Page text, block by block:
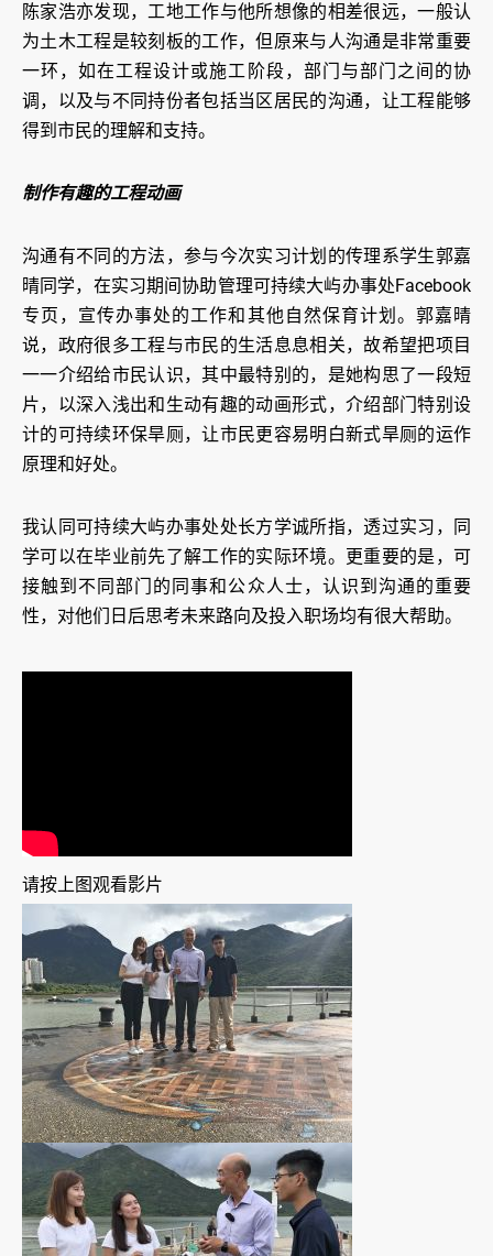
陈家浩亦发现，工地工作与他所想像的相差很远，一般认
为土木工程是较刻板的工作，但原来与人沟通是非常重要
一环，如在工程设计或施工阶段，部门与部门之间的协
调，以及与不同持份者包括当区居民的沟通，让工程能够
得到市民的理解和支持。
制作有趣的工程动画
沟通有不同的方法，参与今次实习计划的传理系学生郭嘉
晴同学，在实习期间协助管理可持续大屿办事处Facebook
专页，宣传办事处的工作和其他自然保育计划。郭嘉晴
说，政府很多工程与市民的生活息息相关，故希望把项目
一一介绍给市民认识，其中最特别的，是她构思了一段短
片，以深入浅出和生动有趣的动画形式，介绍部门特别设
计的可持续环保旱厕，让市民更容易明白新式旱厕的运作
原理和好处。
我认同可持续大屿办事处处长方学诚所指，透过实习，同
学可以在毕业前先了解工作的实际环境。更重要的是，可
接触到不同部门的同事和公众人士，认识到沟通的重要
性，对他们日后思考未来路向及投入职场均有很大帮助。
请按上图观看影片